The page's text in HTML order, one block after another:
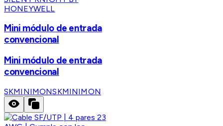
HONEYWELL
Mini módulo de entrada
convencional
Mini módulo de entrada
convencional
SKMINIMONSKMINIMON